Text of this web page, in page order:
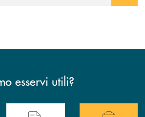
esservi utili?
delle filiali . Hai bisogno di